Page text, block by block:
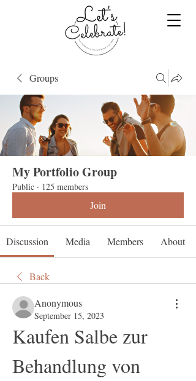
Groups
My Portfolio Group
Public · 125 members
Join
Discussion Media Members About
Back
Anonymous
September 15, 2023
Kaufen Salbe zur
Behandlung von